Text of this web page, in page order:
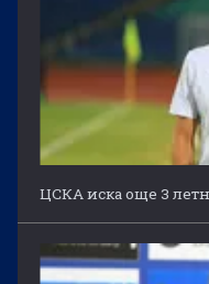
ЦСКА иска още 3